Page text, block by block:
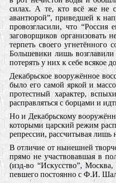
силах. А те, кто всё же не
авантюрой”, приведшей к
провозгласили, что
заговорщиков организовать
терпеть своего
Большевики лишь
потерять у них к себе всякое
Декабрьское вооружённое
было его самой яркой и
протестный характер,
расправляться с борцами и
Но и Декабрьскому
которыми царский режим
репрессии, рассчитывая лишь
В отличие от нынешней
прямо не участвовавшая в
(изд-во “Искусство”,
певшего постоянно с Ф.И.